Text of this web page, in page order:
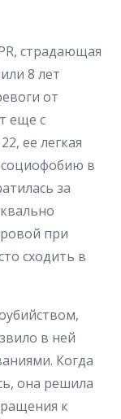
страдающая
8 лет
от
еще с
ее легкая
социофобию в
за
при
сходить в
в ней
Когда
она решила
к